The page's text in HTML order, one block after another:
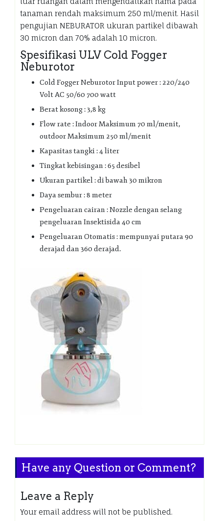
tanaman rendah maksimum 250 ml/menit. Hasil
pengujian NEBURATOR ukuran partikel dibawah
30 micron dan 70% adalah 10 micron.
Spesifikasi ULV Cold Fogger
Neburotor
Cold Fogger Neburotor Input power : 220/240
Volt AC 50/60 700 watt
Berat kosong : 3,8 kg
Flow rate : Indoor Maksimum 70 ml/menit,
outdoor Maksimum 250 ml/menit
Kapasitas tangki : 4 liter
Tingkat kebisingan : 65 desibel
Ukuran partikel : di bawah 30 mikron
Daya sembur : 8 meter
Pengeluaran cairan : Nozzle dengan selang
pengeluaran Insektisida 40 cm
Pengeluaran Otomatis : mempunyai putara 90
derajad dan 360 derajad.
Have any Question or Comment?
Leave a Reply
Your email address will not be published.